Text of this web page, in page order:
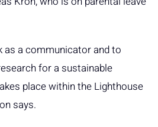
a communicator and to
for a sustainable
place within the Lighthouse
says.